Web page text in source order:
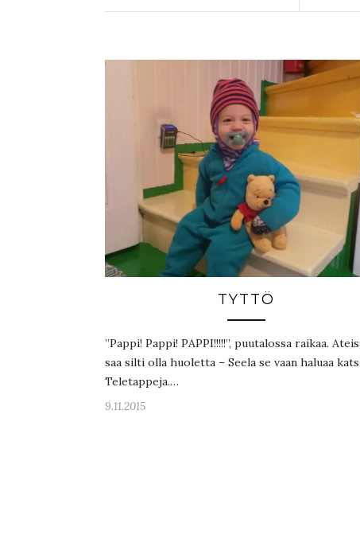
TYTTÖ
”Pappi! Pappi! PAPPI!!!!!”, puutalossa raikaa.
saa silti olla huoletta – Seela se vaan haluaa
Teletappeja.…
9.11.2015